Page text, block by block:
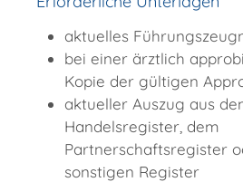
aktuelles
bei einer ärztlich
Kopie der gültigen
aktueller Auszug aus
Handelsregister, dem
Partnerschaftsregister
sonstigen Register